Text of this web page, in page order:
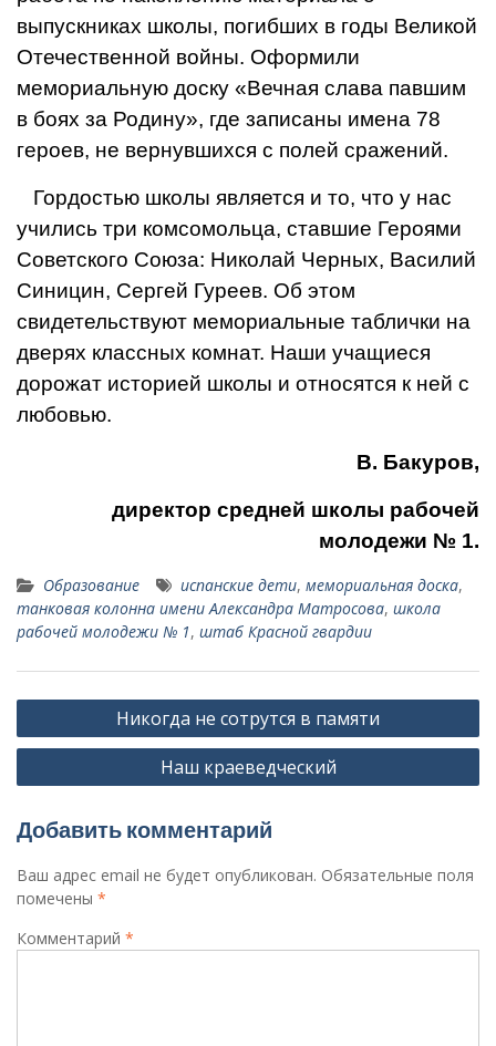
выпускниках школы, погибших в годы Великой
Отечественной войны. Оформили
мемориаль­ную доску «Вечная слава павшим
в боях за Родину», где записаны имена 78
героев, не вернувшихся с полей сражений.
Гордостью школы является и то, что у нас
учились три комсомольца, ставшие Героями
Советского Союза: Николай Черных, Василий
Синицин, Сергей Гуреев. Об этом
свидетельствуют мемориальные таблички на
дверях классных комнат. Наши учащиеся
дорожат историей школы и относятся к ней с
лю­бовью.
В. Бакуров,
директор средней школы рабочей
молодежи № 1.
Образование испанские дети, мемориальная доска,
тан­ковая колонна имени Алексан­дра Матросова, школа
рабочей молодежи № 1, штаб Красной гвардии
Навигация
по
Никогда не сотрутся в памяти
Наш краеведческий
Добавить комментарий
Ваш адрес email не будет опубликован. Обязательные поля
помечены *
Комментарий *